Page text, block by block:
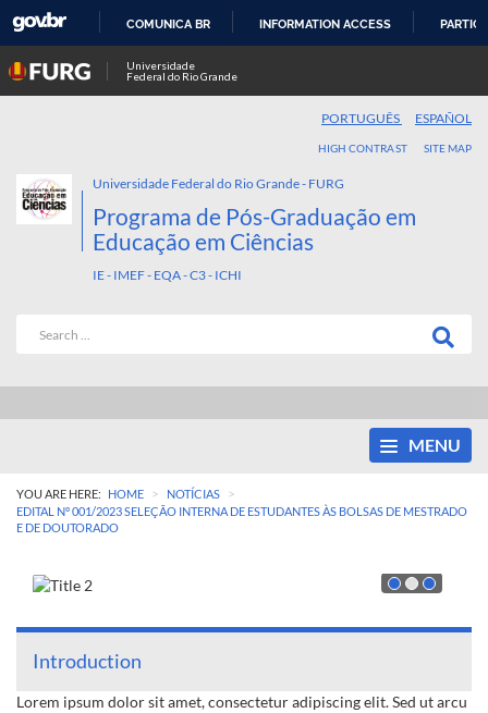
COMUNICA BR INFORMATION ACCESS
Universidade
Federal do Rio Grande
PORTUGUÊS ESPAÑOL
HIGH CONTRAST SITE MAP
Universidade Federal do Rio Grande - FURG
Programa de Pós-Graduação em
Educação em Ciências
IE - IMEF - EQA - C3 - ICHI
MENU
YOU ARE HERE: HOME > NOTÍCIAS >
EDITAL Nº 001/2023 SELEÇÃO INTERNA DE ESTUDANTES ÀS BOLSAS DE MESTRADO
E DE DOUTORADO
Introduction
Lorem ipsum dolor sit amet, consectetur adipiscing elit. Sed ut arcu